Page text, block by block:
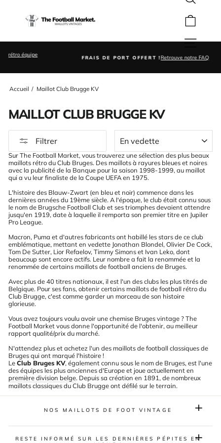
Rechercher
Diaporama
équipe FRAIS DE PORT OFFERT !Retrouve notre FAQ
Accueil / Maillot Club Brugge KV
MAILLOT CLUB BRUGGE KV
Filtrer
Sur The Football Market, vous trouverez une sélection des plus beaux
maillots rétro du Club Bruges. Des maillots à rayures bleues et noires
avec la publicité de la Banque pour la saison 1998-1999, au maillot
qui a vu leur finaliste de la Coupe UEFA en 1975.
L'histoire des Blauw-Zwart (en bleu et noir) commence dans les
dernières années du 19ème siècle. A l'époque, le club était connu sous
le nom de Brugsche Football Club et ses triomphes devaient attendre
jusqu'en 1919, date à laquelle il remporta son premier titre en Jupiler
Pro League.
Macron, Puma et d'autres fabricants ont habillé les stars de ce club
emblématique, mettant en vedette Jonathan Blondel, Olivier De Cock,
Tom De Sutter, Lior Refaelov, Timmy Simons et Ivan Leko, dont
beaucoup sont encore actifs. Leur nombre a fait la renommée et la
renommée de certains maillots de football anciens de Bruges.
Avec plus de 40 titres nationaux, il est l'un des clubs les plus titrés de
Belgique. Pour ses fans, obtenir certains maillots de football rétro du
Club Brugge, c'est comme garder un morceau de son histoire
glorieuse.
Vous avez toujours voulu avoir une chemise Bruges vintage ? The
Football Market vous donne l'opportunité de l'obtenir, au meilleur
rapport qualité/prix du marché.
N'attendez plus et achetez l'un des maillots de football classiques de
Bruges qui ont marqué l'histoire !
LeClub Bruges KV, également connu sous le nom de Bruges, est l'une
des équipes les plus anciennes d'Europe et joue actuellement en
première division belge. Depuis sa création en 1891, de nombreux
maillots classiques du Club Brugge ont défilé sur le terrain.
NOS MAILLOTS DE FOOT VINTAGE
RESTE INFORMÉ SUR LES DERNIÈRES PÉPITES EN